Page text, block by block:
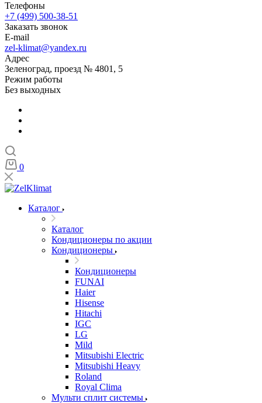
Телефоны
+7 (499) 500-38-51
Заказать звонок
E-mail
zel-klimat@yandex.ru
Адрес
Зеленоград, проезд № 4801, 5
Режим работы
Без выходных
0
Каталог
Каталог
Кондиционеры по акции
Кондиционеры
Кондиционеры
FUNAI
Haier
Hisense
Hitachi
IGC
LG
Mild
Mitsubishi Electric
Mitsubishi Heavy
Roland
Royal Clima
Мульти сплит системы